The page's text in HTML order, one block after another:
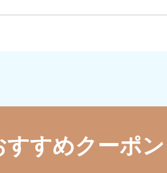
すすめクーポン